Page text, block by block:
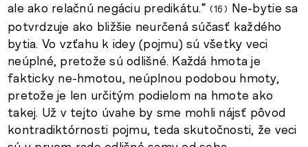
ale ako relačnú negáciu predikátu.“
16
Ne-bytie sa
potvrdzuje ako bližšie neurčená súčasť každého
bytia. Vo vzťahu k idey (pojmu) sú všetky veci
neúplné, pretože sú odlišné. Každá hmota je
fakticky ne-hmotou, neúplnou podobou hmoty,
pretože je len určitým podielom na hmote ako
takej. Už v tejto úvahe by sme mohli nájsť pôvod
kontradiktórnosti pojmu, teda skutočnosti, že veci